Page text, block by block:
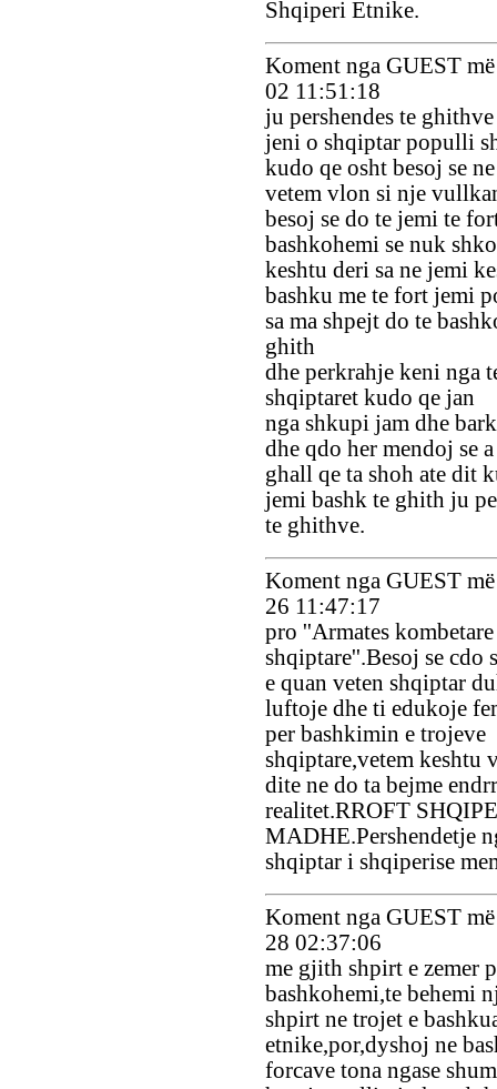
Shqiperi Etnike.
Koment nga GUEST
02 11:51:18
ju pershendes te
jeni o shqiptar populli
kudo qe osht besoj se
vetem vlon si nje
besoj se do te jemi te
bashkohemi se nuk
keshtu deri sa ne jemi
bashku me te fort jemi
sa ma shpejt do te
ghith
dhe perkrahje keni nga
shqiptaret kudo qe jan
nga shkupi jam dhe
dhe qdo her mendoj se
ghall qe ta shoh ate dit
jemi bashk te ghith ju
te ghithve.
Koment nga GUEST
26 11:47:17
pro ''Armates kombetare
shqiptare''.Besoj se cdo
e quan veten shqiptar
luftoje dhe ti edukoje
per bashkimin e trojeve
shqiptare,vetem keshtu
dite ne do ta bejme
realitet.RROFT
MADHE.Pershendetje
shqiptar i shqiperise
Koment nga GUEST
28 02:37:06
me gjith shpirt e zemer
bashkohemi,te behemi
shpirt ne trojet e
etnike,por,dyshoj ne
forcave tona ngase